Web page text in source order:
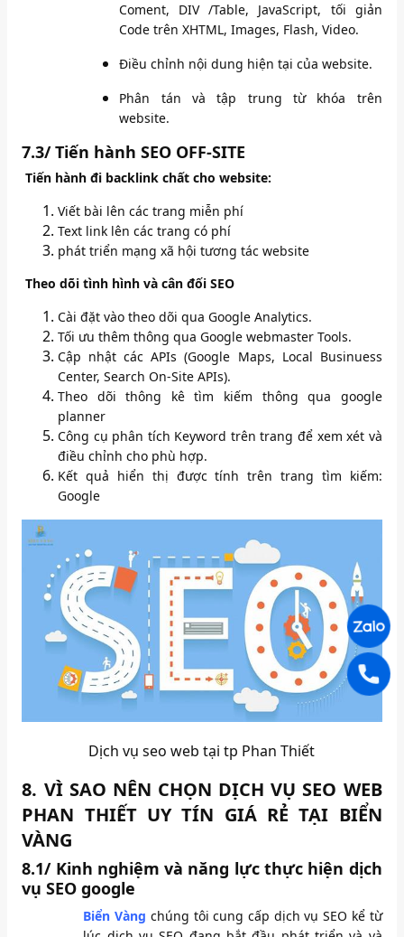
Coment, DIV /Table, JavaScript, tối giản
Code trên XHTML, Images, Flash, Video.
Điều chỉnh nội dung hiện tại của website.
Phân tán và tập trung từ khóa trên
website.
7.3/Tiến hành SEO OFF-SITE
Tiến hành đi backlink chất cho website:
Viết bài lên các trang miễn phí
Text link lên các trang có phí
phát triển mạng xã hội tương tác website
Theo dõi tình hình và cân đối SEO
Cài đặt vào theo dõi qua Google Analytics.
Tối ưu thêm thông qua Google webmaster Tools.
Cập nhật các APIs (Google Maps, Local Businuess
Center, Search On-Site APIs).
Theo dõi thông kê tìm kiếm thông qua google
planner
Công cụ phân tích Keyword trên trang để xem xét và
điều chỉnh cho phù hợp.
Kết quả hiển thị được tính trên trang tìm kiếm:
Google
Dịch vụ seo web tại tp Phan Thiết
8. VÌ SAO NÊN CHỌN DỊCH VỤ SEO WEB
PHAN THIẾT UY TÍN GIÁ RẺ TẠI BIỂN
VÀNG
8.1/ Kinh nghiệm và năng lực thực hiện dịch
vụ SEO google
Biển Vàng chúng tôi cung cấp dịch vụ SEO kể từ